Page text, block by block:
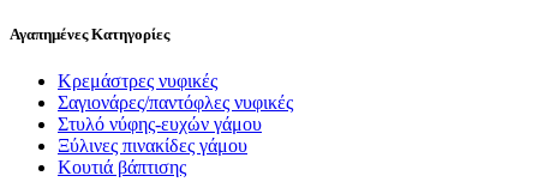
Αγαπημένες Κατηγορίες
Κρεμάστρες νυφικές
Σαγιονάρες/παντόφλες νυφικές
Στυλό νύφης-ευχών γάμου
Ξύλινες πινακίδες γάμου
Κουτιά βάπτισης